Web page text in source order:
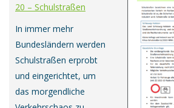
20 – Schulstraßen
In immer mehr
Bundesländern werden
Schulstraßen erprobt
und eingerichtet, um
das morgendliche